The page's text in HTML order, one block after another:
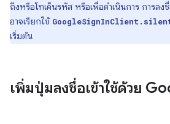
ถึงหรือโทเค็นรหัส หรือเพื่อดำเนินการ การล
อาจเรียกใช้
เริ่มต้น
เพิ่มปุ่มลงชื่อเข้าใช้ด้วย